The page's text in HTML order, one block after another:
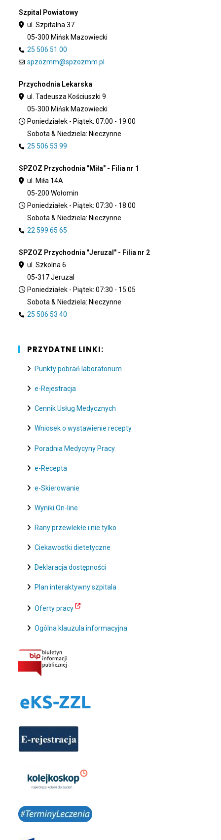
Szpital Powiatowy
ul. Szpitalna 37
05-300 Mińsk Mazowiecki
25 506 51 00
spzozmm@spzozmm.pl
Przychodnia Lekarska
ul. Tadeusza Kościuszki 9
05-300 Mińsk Mazowiecki
Poniedziałek - Piątek: 07:00 - 19:00
Sobota & Niedziela: Nieczynne
25 506 53 99
SPZOZ Przychodnia "Miła" - Filia nr 1
ul. Miła 14A
05-200 Wołomin
Poniedziałek - Piątek: 07:30 - 18:00
Sobota & Niedziela: Nieczynne
22 599 65 65
SPZOZ Przychodnia "Jeruzal" - Filia nr 2
ul. Szkolna 6
05-317 Jeruzal
Poniedziałek - Piątek: 07:30 - 15:05
Sobota & Niedziela: Nieczynne
25 506 53 40
PRZYDATNE LINKI:
Punkty pobrań laboratorium
e-Rejestracja
Cennik Usług Medycznych
Wniosek o wystawienie recepty
Poradnia Medycyny Pracy
e-Recepta
e-Skierowanie
Wyniki On-line
Rany przewlekłe i nie tylko
Ciekawostki dietetyczne
Deklaracja dostępności
Plan interaktywny szpitala
Oferty pracy
Ogólna klauzula informacyjna